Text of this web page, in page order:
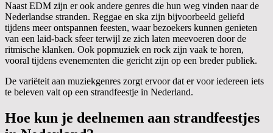
Naast EDM zijn er ook andere genres die hun weg vinden naar de
Nederlandse stranden. Reggae en ska zijn bijvoorbeeld geliefd
tijdens meer ontspannen feesten, waar bezoekers kunnen genieten
van een laid-back sfeer terwijl ze zich laten meevoeren door de
ritmische klanken. Ook popmuziek en rock zijn vaak te horen,
vooral tijdens evenementen die gericht zijn op een breder publiek.
De variëteit aan muziekgenres zorgt ervoor dat er voor iedereen iets
te beleven valt op een strandfeestje in Nederland.
Hoe kun je deelnemen aan strandfeestjes